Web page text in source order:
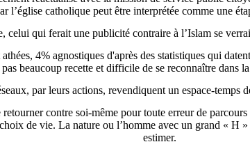
l’église catholique peut être interprétée comme une
celui qui ferait une publicité contraire à l’Islam se
4% agnostiques d'après des statistiques qui
pas beaucoup recette et difficile de se reconnaître dans
par leurs actions, revendiquent un espace-temps
contre soi-même pour toute erreur de
de vie. La nature ou l’homme avec un grand « H
estimer.